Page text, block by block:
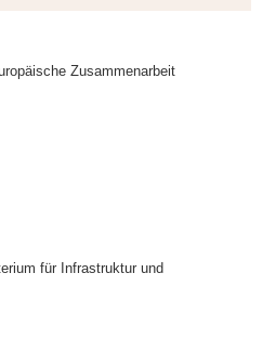
Zusammenarbeit
für Infrastruktur und